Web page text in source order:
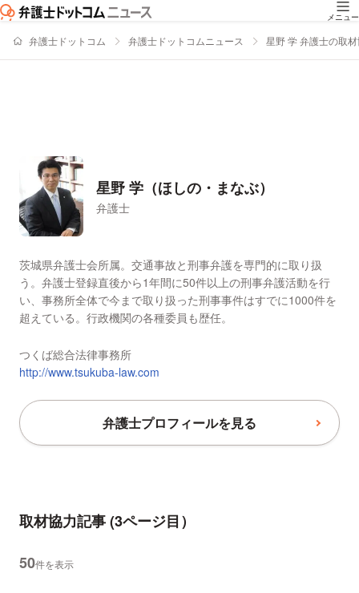
メニュー
弁護士ドットコム 弁護士ドットコムニュース 星野 学 弁護士の取
星野 学（ほしの・まなぶ）
弁護士
茨城県弁護士会所属。交通事故と刑事弁護を専門的に取り扱
う。弁護士登録直後から1年間に50件以上の刑事弁護活動を行
い、事務所全体で今まで取り扱った刑事事件はすでに1000件を
超えている。行政機関の各種委員も歴任。
つくば総合法律事務所
http://www.tsukuba-law.com
弁護士プロフィールを見る
取材協力記事(3ページ目）
50件を表示